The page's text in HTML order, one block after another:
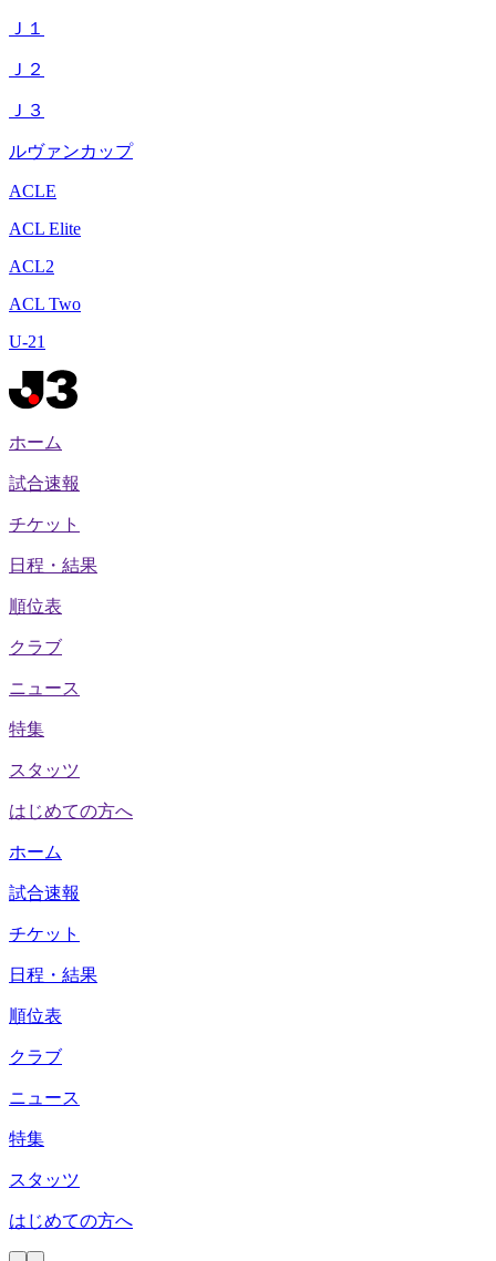
Ｊ１
Ｊ２
Ｊ３
ルヴァンカップ
ACLE
ACL Elite
ACL2
ACL Two
U-21
ホーム
試合速報
チケット
日程・結果
順位表
クラブ
ニュース
特集
スタッツ
はじめての方へ
ホーム
試合速報
チケット
日程・結果
順位表
クラブ
ニュース
特集
スタッツ
はじめての方へ